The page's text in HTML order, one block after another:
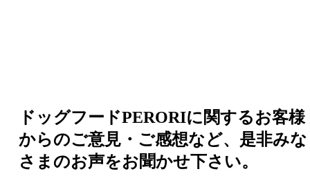
ドッグフードPERORIに関するお客様
からのご意見・ご感想など、是非みな
さまのお声をお聞かせ下さい。